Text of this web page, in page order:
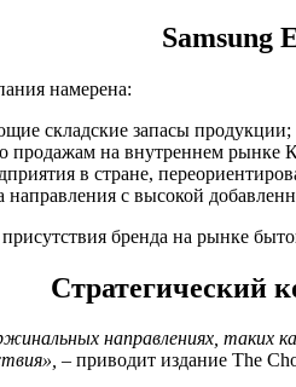
Samsung
намерена:
складские запасы продукции;
продажам на внутреннем рынке
в стране,
направления с высокой
бренда на рынке
Стратегический
направлениях,
– приводит издание The